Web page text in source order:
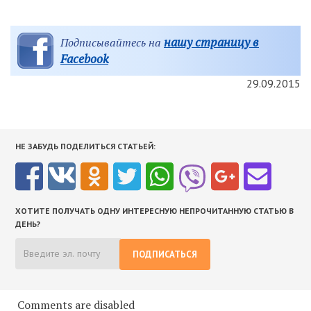
Подписывайтесь на нашу страницу в
Facebook
29.09.2015
НЕ ЗАБУДЬ ПОДЕЛИТЬСЯ СТАТЬЕЙ:
ХОТИТЕ ПОЛУЧАТЬ ОДНУ ИНТЕРЕСНУЮ НЕПРОЧИТАННУЮ СТАТЬЮ В
ДЕНЬ?
ПОДПИСАТЬСЯ
Comments are disabled